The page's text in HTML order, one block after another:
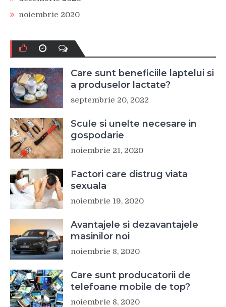
noiembrie 2020
Care sunt beneficiile laptelui si
a produselor lactate?
septembrie 20, 2022
Scule si unelte necesare in
gospodarie
noiembrie 21, 2020
Factori care distrug viata
sexuala
noiembrie 19, 2020
Avantajele si dezavantajele
masinilor noi
noiembrie 8, 2020
Care sunt producatorii de
telefoane mobile de top?
noiembrie 8, 2020